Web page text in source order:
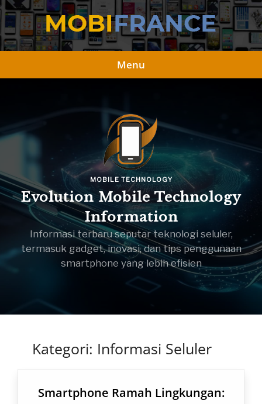
Skip
content
Menu
MOBILE TECHNOLOGY
Evolution Mobile Technology
Information
Informasi terbaru seputar teknologi seluler,
termasuk gadget, inovasi, dan tips penggunaan
smartphone yang lebih efisien
Kategori: Informasi Seluler
Smartphone Ramah Lingkungan: